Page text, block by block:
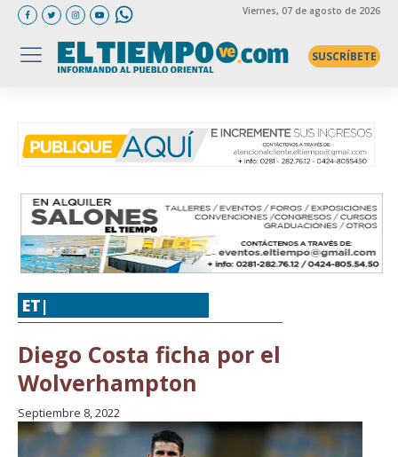
Viernes, 07 de agosto de 2026
SUSCRÍBETE
ET|
Diego Costa ficha por el
Wolverhampton
Septiembre 8, 2022